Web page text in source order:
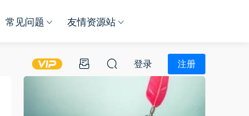
常见问题 友情资源站
登录 注册